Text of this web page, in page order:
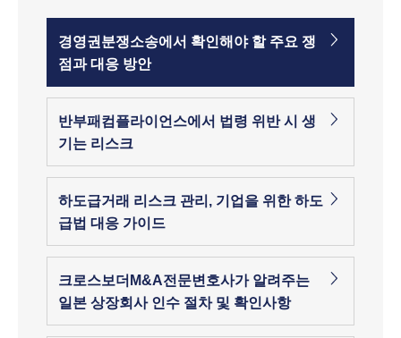
경영권분쟁소송에서 확인해야 할 주요 쟁
점과 대응 방안
반부패컴플라이언스에서 법령 위반 시 생
기는 리스크
하도급거래 리스크 관리, 기업을 위한 하도
급법 대응 가이드
크로스보더M&A전문변호사가 알려주는
일본 상장회사 인수 절차 및 확인사항